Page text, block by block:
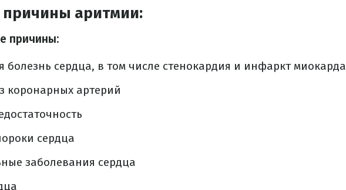
аритмии:
причины:
болезнь сердца, в том числе стенокардия и инфаркт миокарда
коронарных артерий
сердца
заболевания сердца